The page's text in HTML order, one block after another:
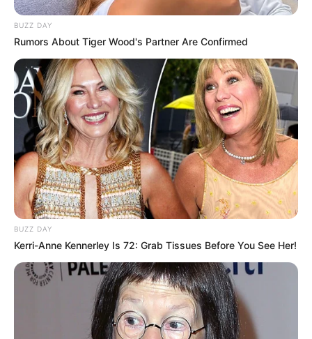
BUZZ DAY
Rumors About Tiger Wood's Partner Are Confirmed
BUZZ DAY
Kerri-Anne Kennerley Is 72: Grab Tissues Before You See Her!